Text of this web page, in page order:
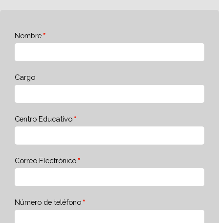
Nombre
Cargo
Centro Educativo
Correo Electrónico
Número de teléfono